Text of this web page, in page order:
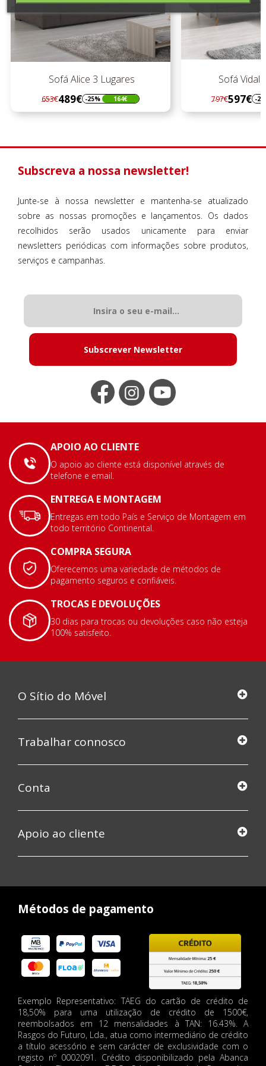
Sofá Alice 3 Lugares
Regular
preço
653€489€
Preço -25% 164€
Sofá Vidal
Regular
preço
797€597€
Preço -
Subscreva a nossa newsletter!
Junte-se à nossa newsletter e mantenha-se atualizado
sobre as nossas promoções e lançamentos. Os dados
recolhidos serão usados unicamente para enviar
newsletters periódicas com informações sobre produtos,
serviços e campanhas.
Subscrever Newsletter
APOIO AO CLIENTE
O apoio ao cliente está disponível através de
telefone e email.
ENTREGA E MONTAGEM
Entregas em todo País e Serviço de Montagem em
todo território Continental.
COMPRA SEGURA
Oferecemos uma variedade de métodos de
pagamento seguros e confiáveis.
TROCAS E DEVOLUÇÕES
30 dias para trocas ou devoluções caso não esteja
100% satisfeito.
O Sítio do Móvel
Trabalhar connosco
Conta
Apoio ao cliente
Métodos de pagamento
Exemplo Representativo: TAEG do cartão de crédito de
18,50% para uma utilização de crédito de 1500€,
reembolsados em 12 mensalidades à TAN: 16.43%. A
Rasgos do Futuro, Lda., atua como intermediário de crédito
a título acessório e sem carácter de exclusividade com o
registo nº 0002091. Crédito disponibilizado pela Abanca